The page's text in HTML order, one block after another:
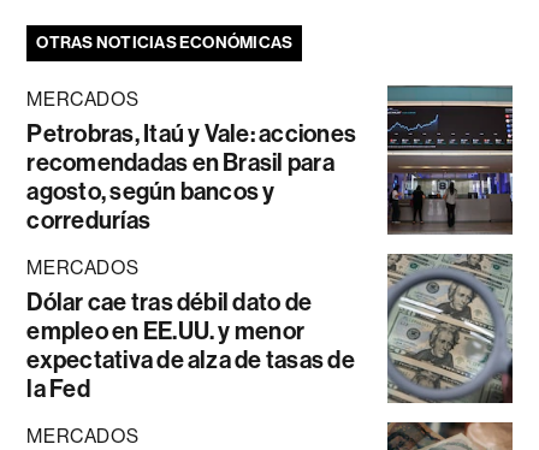
OTRAS NOTICIAS ECONÓMICAS
MERCADOS
Petrobras, Itaú y Vale: acciones
recomendadas en Brasil para
agosto, según bancos y
corredurías
MERCADOS
Dólar cae tras débil dato de
empleo en EE.UU. y menor
expectativa de alza de tasas de
la Fed
MERCADOS